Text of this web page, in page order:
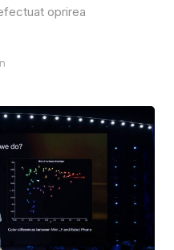
oprirea